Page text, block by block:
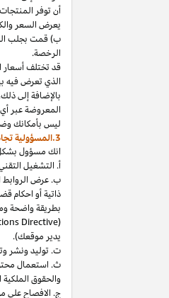
أن توفر
يعرض السعر
ب) قمت بجلب
الرخصة.
قد تختلف أسعار
الذي تعرض فيه
بالإضافة إلى
المعروضةعبر أي
ليس بأمكانك
3.المسؤولية تجاه موقعك
انك مسؤول
أ. التشغيل
ب. عرض الروابط
ذاتية أو احكام
بطريقة واضحة
Directive) وال
يدير موقعك).
ت. توليد ونشر
ث. استعمال
والحقوق الملكية
ج. الافصاح على